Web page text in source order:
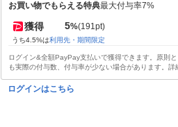
お買い物でもらえる特典最大付与率7%
獲得 5%(191pt)
うち4.5%は利用先・期間限定
ログイン&全額PayPay支払いで獲得できます。原則
も実際の付与数、付与率が少ない場合があります。詳
ログインはこちら